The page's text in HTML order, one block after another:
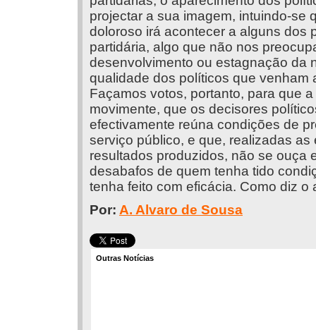
projectar a sua imagem, intuindo-se
doloroso irá acontecer a alguns dos
partidária, algo que não nos
desenvolvimento ou estagnação da
qualidade dos políticos que venham
Façamos votos, portanto, para que
movimente, que os decisores
efectivamente reúna condições de
serviço público, e que, realizadas
resultados produzidos, não se ouça
desabafos de quem tenha tido
tenha feito com eficácia. Como diz
Por: A. Alvaro de Sousa
Outras Notícias